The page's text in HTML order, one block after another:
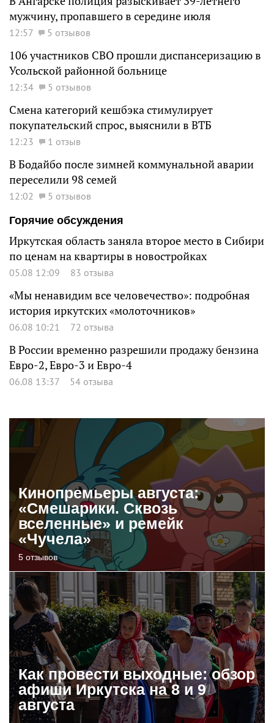
мужчину, пропавшего в середине июля
12:57 5 отзывов
106 участников СВО прошли диспансеризацию в
Усольской районной больнице
12:34 5 отзывов
Смена категорий кешбэка стимулирует
покупательский спрос, выяснили в ВТБ
12:23 1 отзыв
В Бодайбо после зимней коммунальной аварии
переселили 98 семей
12:02
5 отзывов
Горячие обсуждения
Иркутская область заняла второе место в Сибири
по ценам на квартиры в новостройках
05.08 12:09 83 отзыва
«Мы ненавидим все человечество»: подробная
история иркутских «молоточников»
06.08 10:21 72 отзыва
В России временно разрешили продажу бензина
Евро-2, Евро-3 и Евро-4
06.08 13:37 54 отзыва
Кинопремьеры августа:
«Смешарики. Сквозь
вселенные» и ремейк
«Чучела»
5 отзывов
Как провести выходные: обзор
афиши Иркутска на 8 и 9
августа